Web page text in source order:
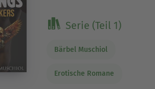
Serie (Teil 1)
Bärbel Muschiol
Erotische Romane